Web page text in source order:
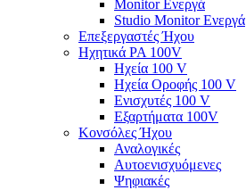
Monitor Ενεργά
Studio Monitor Ενεργά
Επεξεργαστές Ήχου
Ηχητικά PA 100V
Ηχεία 100 V
Ηχεία Οροφής 100 V
Ενισχυτές 100 V
Εξαρτήματα 100V
Κονσόλες Ήχου
Αναλογικές
Αυτοενισχυόμενες
Ψηφιακές